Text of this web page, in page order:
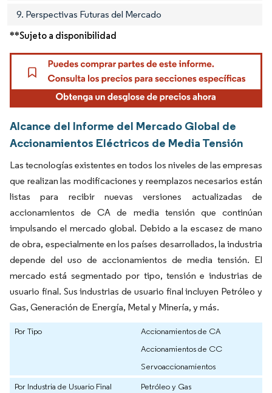
9. Perspectivas Futuras del Mercado
**Sujeto a disponibilidad
Alcance del Informe del Mercado Global de
Accionamientos Eléctricos de Media Tensión
Las tecnologías existentes en todos los niveles de las empresas
que realizan las modificaciones y reemplazos necesarios están
listas para recibir nuevas versiones actualizadas de
accionamientos de CA de media tensión que continúan
impulsando el mercado global. Debido a la escasez de mano
de obra, especialmente en los países desarrollados, la industria
depende del uso de accionamientos de media tensión. El
mercado está segmentado por tipo, tensión e industrias de
usuario final. Sus industrias de usuario final incluyen Petróleo y
Gas, Generación de Energía, Metal y Minería, y más.
Por Tipo
Accionamientos de CA
Accionamientos de CC
Servoaccionamientos
Por Industria de Usuario Final
Petróleo y Gas